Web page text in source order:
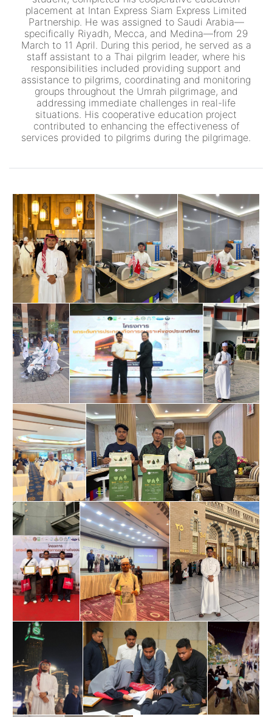
placement at Intan Express Siam Express Limited
Partnership. He was assigned to Saudi Arabia—
specifically Riyadh, Mecca, and Medina—from 29
March to 11 April. During this period, he served as a
staff assistant to a Thai pilgrim leader, where his
responsibilities included providing support and
assistance to pilgrims, coordinating and monitoring
groups throughout the Umrah pilgrimage, and
addressing immediate challenges in real-life
situations. His cooperative education project
contributed to enhancing the effectiveness of
services provided to pilgrims during the pilgrimage.